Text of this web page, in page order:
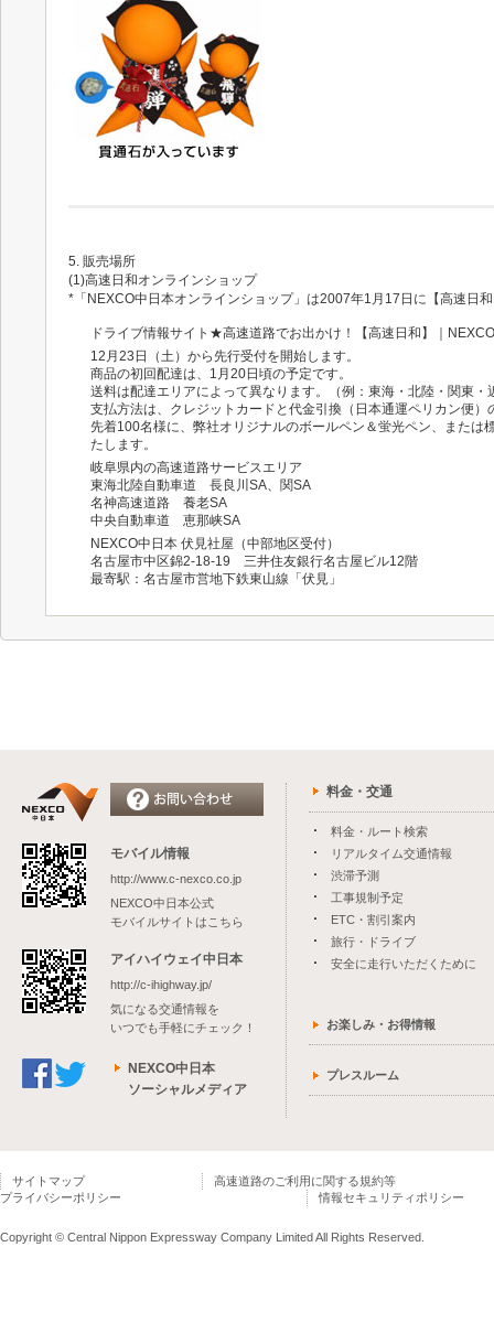
5. 販売場所
(1)高速日和オンラインショップ
*「NEXCO中日本オンラインショップ」は2007年1月17日に【高速日
ドライブ情報サイト★高速道路でお出かけ！【高速日和】｜
12月23日（土）から先行受付を開始します。
商品の初回配達は、1月20日頃の予定です。
送料は配達エリアによって異なります。（例：東海・北陸・関東
支払方法は、クレジットカードと代金引換（日本通運ペリカン便
先着100名様に、弊社オリジナルのボールペン＆蛍光ペン、また
たします。
岐阜県内の高速道路サービスエリア
東海北陸自動車道 長良川SA、関SA
名神高速道路 養老SA
中央自動車道 恵那峡SA
NEXCO中日本 伏見社屋（中部地区受付）
名古屋市中区錦2-18-19 三井住友銀行名古屋ビル12階
最寄駅：名古屋市営地下鉄東山線「伏見」
モバイル情報
http://www.c-nexco.co.jp
NEXCO中日本公式
モバイルサイトはこちら
アイハイウェイ中日本
http://c-ihighway.jp/
気になる交通情報を
いつでも手軽にチェック！
NEXCO中日本
ソーシャルメディア
料金・交通
料金・ルート検索
リアルタイム交通情報
渋滞予測
工事規制予定
ETC・割引案内
旅行・ドライブ
安全に走行いただくために
お楽しみ・お得情報
プレスルーム
サイトマップ
高速道路のご利用に関する規約等
プライバシーポリシー
情報セキュリティポリシー
Copyright © Central Nippon Expressway Company Limited All Rights Reserved.